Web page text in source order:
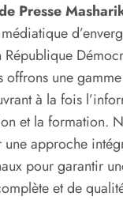
Presse
République
offrons une
à la fois
et la formation.
approche
pour garantir
et de